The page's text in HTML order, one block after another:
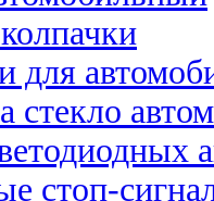
для
стекло
стоп-